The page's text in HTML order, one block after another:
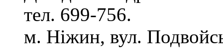
тел. 699-756.
м. Ніжин, вул.